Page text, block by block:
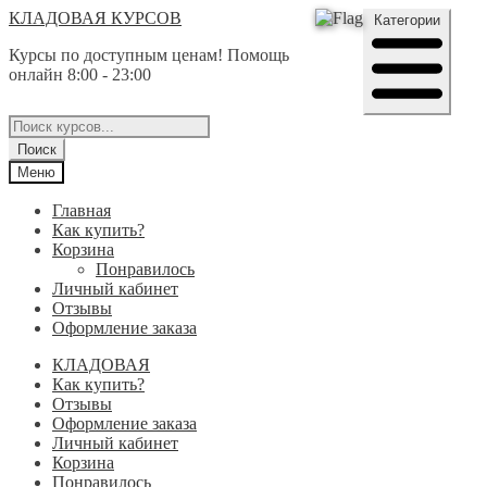
Перейти
Перейти
КЛАДОВАЯ КУРСОВ
Курсы по доступным ценам! Помощь
онлайн 8:00 - 23:00
Категории
Поиск
товаров
Поиск
Меню
Главная
Как купить?
Корзина
Понравилось
Личный кабинет
Отзывы
Оформление заказа
КЛАДОВАЯ
Как купить?
Отзывы
Оформление заказа
Личный кабинет
Корзина
Понравилось